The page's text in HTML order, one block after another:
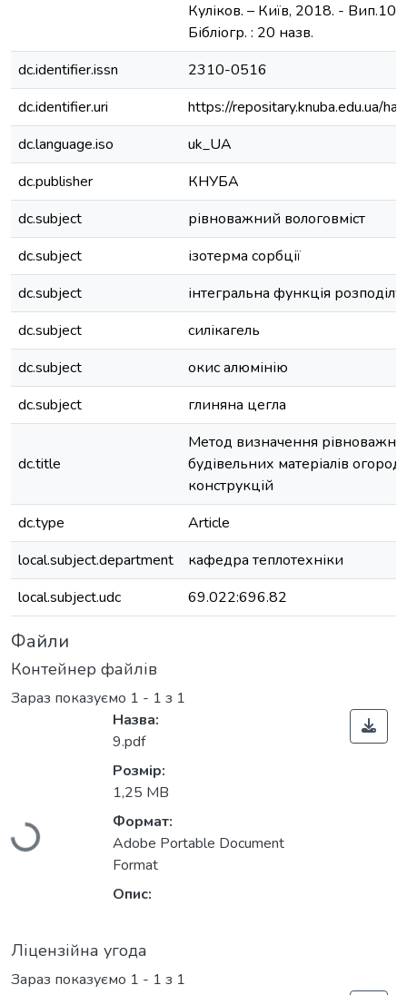
Куліков. – Київ, 2018. - Вип.10.
Бібліогр. : 20 назв.
dc.identifier.issn
2310-0516
dc.identifier.uri
https://repositary.knuba.edu.ua/
dc.language.iso
uk_UA
dc.publisher
КНУБА
dc.subject
рівноважний вологовміст
dc.subject
ізотерма сорбції
dc.subject
інтегральна функція
dc.subject
силікагель
dc.subject
окис алюмінію
dc.subject
глиняна цегла
dc.title
Метод визначення
будівельних матеріалів
конструкцій
dc.type
Article
local.subject.department
кафедра теплотехніки
local.subject.udc
69.022:696.82
Файли
Контейнер файлів
Зараз показуємо 1 - 1 з 1
Вантажиться...
Назва:
9.pdf
Розмір:
1,25 MB
Формат:
Adobe Portable Document
Format
Опис:
Ліцензійна угода
Зараз показуємо 1 - 1 з 1